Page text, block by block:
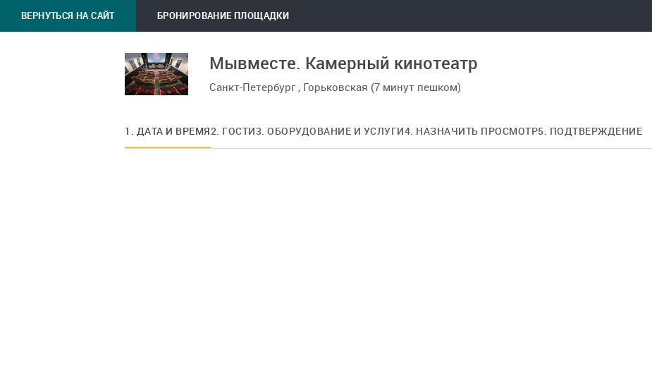
ВЕРНУТЬСЯ НА САЙТ БРОНИРОВАНИЕ ПЛОЩАДКИ
Мывместе. Камерный кинотеатр
Санкт-Петербург , Горьковская (7 минут пешком)
1. ДАТА И ВРЕМЯ2. ГОСТИ3. ОБОРУДОВАНИЕ И УСЛУГИ4. НАЗНАЧИТЬ ПРОСМОТР5. ПОДТВЕРЖДЕНИЕ